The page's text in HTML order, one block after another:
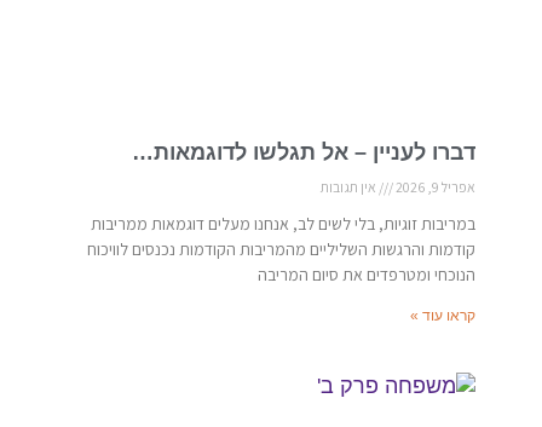
דברו לעניין – אל תגלשו לדוגמאות…
אפריל 9, 2026 אין תגובות
במריבות זוגיות, בלי לשים לב, אנחנו מעלים דוגמאות ממריבות
קודמות והרגשות השליליים מהמריבות הקודמות נכנסים לוויכוח
הנוכחי ומטרפדים את סיום המריבה
קראו עוד »